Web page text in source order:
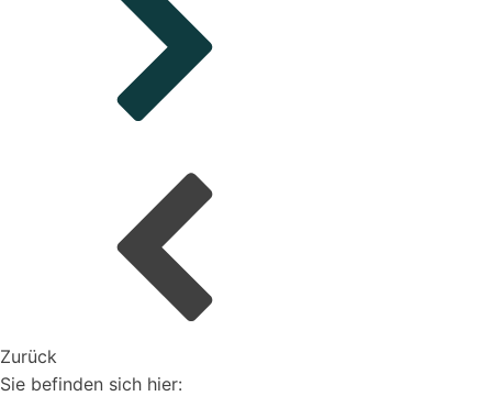
Alle Funktionen ansehen
Organisiere deine Aufträge in Überischtlichen
Vertriebspartner werden
Zurück
Sie befinden sich hier: